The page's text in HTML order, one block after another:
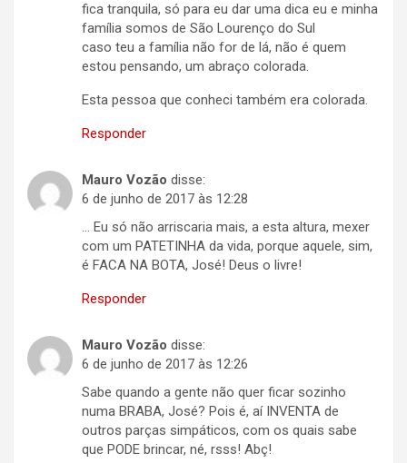
fica tranquila, só para eu dar uma dica eu e minha
família somos de São Lourenço do Sul
caso teu a família não for de lá, não é quem
estou pensando, um abraço colorada.
Esta pessoa que conheci também era colorada.
Responder
Mauro Vozão disse:
6 de junho de 2017 às 12:28
… Eu só não arriscaria mais, a esta altura, mexer
com um PATETINHA da vida, porque aquele, sim,
é FACA NA BOTA, José! Deus o livre!
Responder
Mauro Vozão disse:
6 de junho de 2017 às 12:26
Sabe quando a gente não quer ficar sozinho
numa BRABA, José? Pois é, aí INVENTA de
outros parças simpáticos, com os quais sabe
que PODE brincar, né, rsss! Abç!